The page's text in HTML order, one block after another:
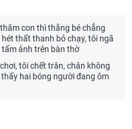
con thì thằng bé chẳng
thất thanh bỏ chạy, tôi ngã
tấm ảnh trên bàn thờ
tôi chết trân, chân không
hai bóng người đang ôm